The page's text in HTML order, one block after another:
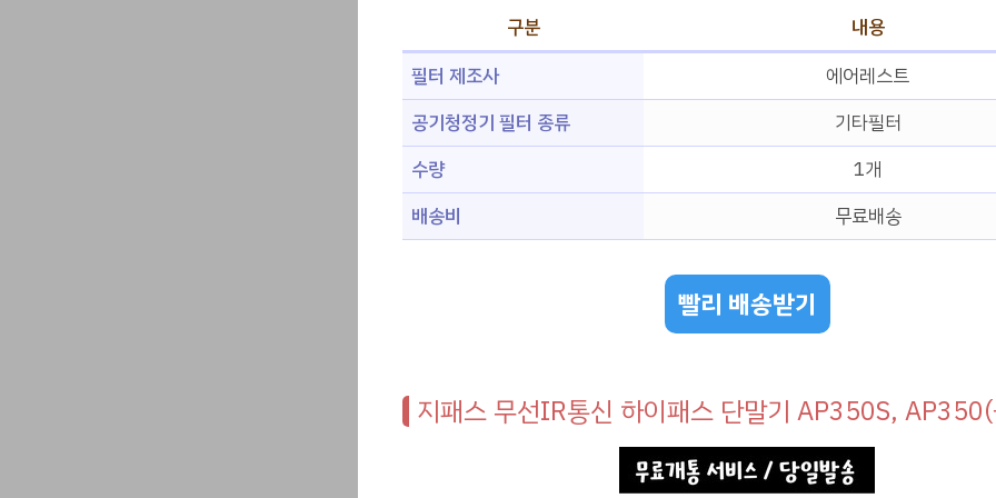
구분
내용
필터 제조사
에어레스트
공기청정기 필터 종류
기타필터
수량
1개
배송비
무료배송
빨리 배송받기
지패스 무선IR통신 하이패스 단말기 AP350S,